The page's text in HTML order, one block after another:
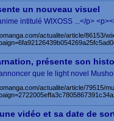
un nouveau visuel
intitulé WIXOSS ...</p>
actualite/article/86153/
présente son
que le light novel
actualite/article/79515/
vidéo et sa date de